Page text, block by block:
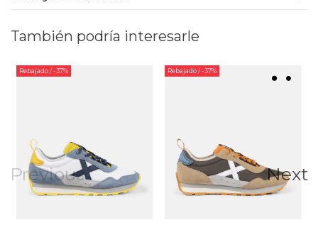
También podría interesarle
Previous
Rebajado/ -37% Rebajado/ -37%
Next